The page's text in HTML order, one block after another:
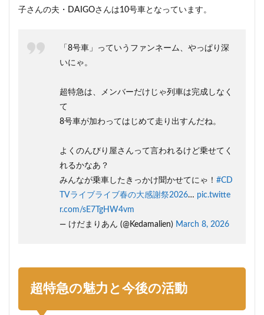
子さんの夫・DAIGOさんは10号車となっています。
「8号車」っていうファンネーム、やっぱり深
いにゃ。
超特急は、メンバーだけじゃ列車は完成しなく
て
8号車が加わってはじめて走り出すんだね。
よくのんびり屋さんって言われるけど乗せてく
れるかなあ？
みんなが乗車したきっかけ聞かせてにゃ！ #CD
TVライブライブ春の大感謝祭2026… pic.twitte
r.com/sE7TgHW4vm
— けだまりあん (@Kedamalien) March 8, 2026
超特急の魅力と今後の活動